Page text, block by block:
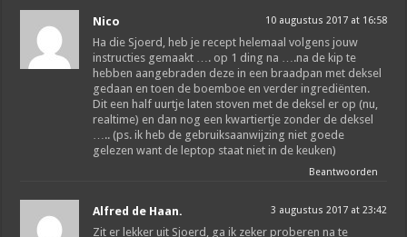
Nico 10 augustus 2017 at 16:58
Ha die Sjoerd, heb je recept helemaal volgens jouw
instructies gemaakt …. op 1 ding na ….na de kip te
hebben aangebraden deze in een braadpan met deksel
gedaan en toen de boemboe en verder ingrediënten.
Dit een half uurtje laten stoven met de deksel er op (nu,
realtime) en dan nog een kwartiertje zonder de deksel
….. (ps. ik heb de gebruiksaanwijzing niet goede
gelezen want de leptop staat niet in de keuken)
Beantwoorden
Alfred de Haan. 3 augustus 2017 at 23:42
Zit er lekker uit Sjoerd, ga ik zeker proberen na te